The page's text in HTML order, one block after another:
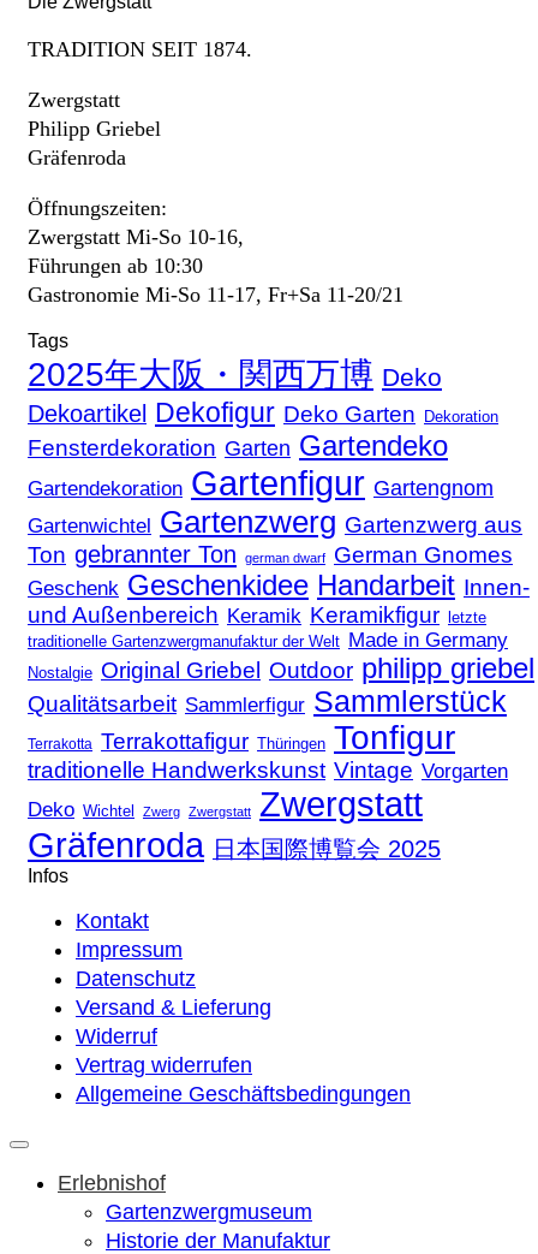
TRADITION SEIT 1874.
Zwergstatt
Philipp Griebel
Gräfenroda
Öffnungszeiten:
Zwergstatt Mi-So 10-16,
Führungen ab 10:30
Gastronomie Mi-So 11-17, Fr+Sa 11-20/21
Tags
2025年大阪・関西万博 Deko
Dekoartikel Dekofigur Deko Garten Dekoration
Fensterdekoration Garten Gartendeko
Gartendekoration Gartenfigur Gartengnom
Gartenwichtel Gartenzwerg Gartenzwerg aus
Ton gebrannter Ton german dwarf German Gnomes
Geschenk Geschenkidee Handarbeit Innen-
und Außenbereich Keramik Keramikfigur letzte
traditionelle Gartenzwergmanufaktur der Welt Made in Germany
Nostalgie Original Griebel Outdoor philipp griebel
Qualitätsarbeit Sammlerfigur Sammlerstück
Terrakotta Terrakottafigur Thüringen Tonfigur
traditionelle Handwerkskunst Vintage Vorgarten
Deko Wichtel Zwerg Zwergstatt
Zwergstatt
Gräfenroda 日本国際博覧会 2025
Infos
Kontakt
Impressum
Datenschutz
Versand & Lieferung
Widerruf
Vertrag widerrufen
Allgemeine Geschäftsbedingungen
Erlebnishof
Gartenzwergmuseum
Historie der Manufaktur